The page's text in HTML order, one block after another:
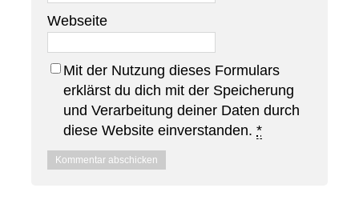
Webseite
Mit der Nutzung dieses Formulars
erklärst du dich mit der Speicherung
und Verarbeitung deiner Daten durch
diese Website einverstanden. *